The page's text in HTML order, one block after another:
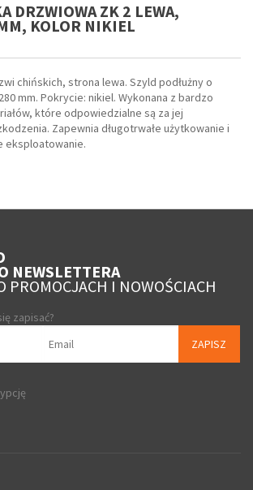
DRZWIOWA ZK 2 LEWA,
KOLOR NIKIEL
chińskich, strona lewa. Szyld podłużny o
mm. Pokrycie: nikiel. Wykonana z bardzo
które odpowiedzialne są za jej
Zapewnia długotrwałe użytkowanie i
eksploatowanie.
NEWSLETTERA
PROMOCJACH I NOWOŚCIACH
zapisać?
ZAPISZ